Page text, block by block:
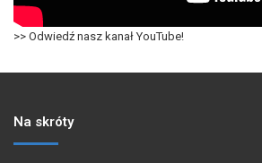
>> Odwiedź nasz kanał YouTube!
Na skróty